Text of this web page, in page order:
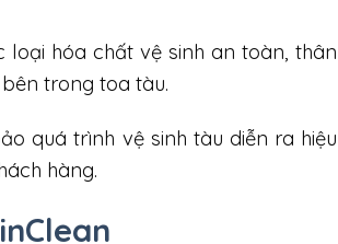
hóa chất vệ sinh an toàn, thân
trong toa tàu.
quá trình vệ sinh tàu diễn ra hiệu
hàng.